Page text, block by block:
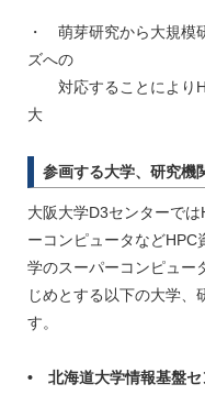
・ 萌芽研究から大規模
ズへの
対応することにより
大
参画する大学、研究機
大阪大学D3センターで
ーコンピュータなどHPC
学のスーパーコンピュー
じめとする以下の大学、
す。
• 北海道大学情報基盤セ